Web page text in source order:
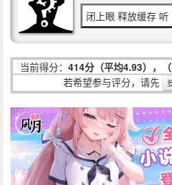
闭上眼 释放缓存 听
当前得分： 414分（平均4.93），（
若希望参与评分，请先